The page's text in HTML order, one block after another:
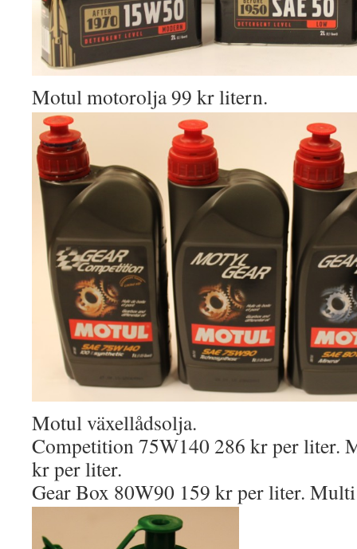
Motul motorolja 99 kr litern.
Motul växellådsolja.
Competition 75W140 286 kr per liter.
kr per liter.
Gear Box 80W90 159 kr per liter.